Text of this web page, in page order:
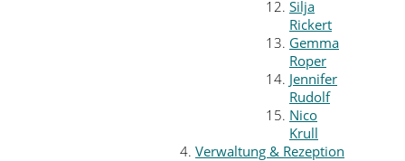
Silja
Rickert
Gemma
Roper
Jennifer
Rudolf
Nico
Krull
Verwaltung & Rezeption